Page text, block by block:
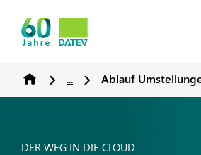
... Ablauf
DER WEG IN DIE CLOUD